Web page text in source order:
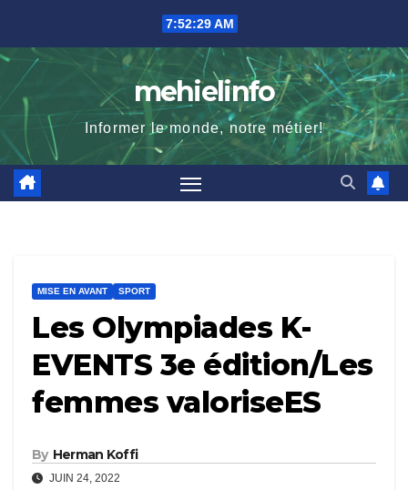
content
7:52:30 AM
mehielinfo
Informer le monde, notre métier!
MISE EN AVANT SPORT
Les Olympiades K-
EVENTS 3e édition/Les
femmes valoriseES
By Herman Koffi
JUIN 24, 2022